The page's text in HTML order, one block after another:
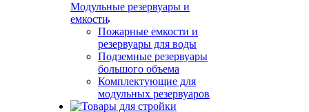
Модульные резервуары и
емкости
Пожарные емкости и
резервуары для воды
Подземные резервуары
большого объема
Комплектующие для
модульных резервуаров